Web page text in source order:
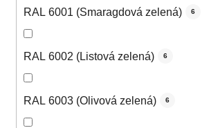
RAL 6001 (Smaragdová zelená) 6
RAL 6002 (Listová zelená) 6
RAL 6003 (Olivová zelená) 6